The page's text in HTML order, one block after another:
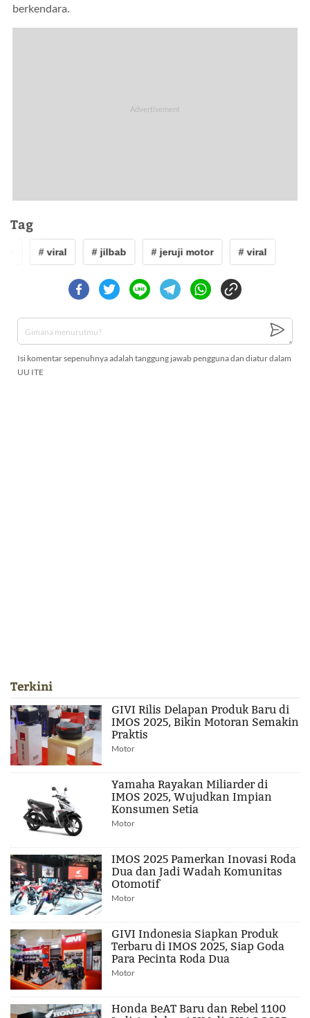
berkendara.
Tag
# viral # jilbab # jeruji motor # viral
Isi komentar sepenuhnya adalah tanggung jawab pengguna dan diatur dalam
UU ITE
Terkini
GIVI Rilis Delapan Produk Baru di
IMOS 2025, Bikin Motoran Semakin
Praktis
Motor
Yamaha Rayakan Miliarder di
IMOS 2025, Wujudkan Impian
Konsumen Setia
Motor
IMOS 2025 Pamerkan Inovasi Roda
Dua dan Jadi Wadah Komunitas
Otomotif
Motor
GIVI Indonesia Siapkan Produk
Terbaru di IMOS 2025, Siap Goda
Para Pecinta Roda Dua
Motor
Honda BeAT Baru dan Rebel 1100